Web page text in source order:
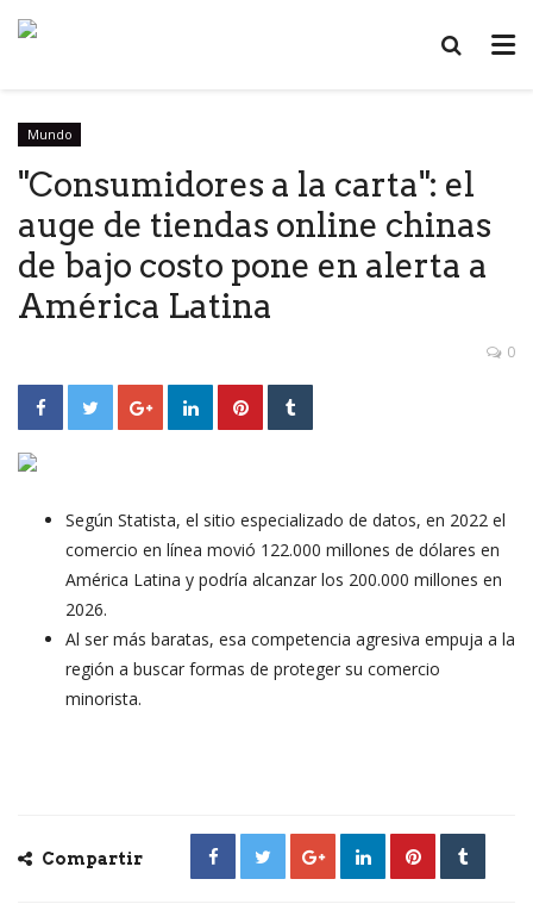
Mundo
"Consumidores a la carta": el
auge de tiendas online chinas
de bajo costo pone en alerta a
América Latina
0
Según Statista, el sitio especializado de datos, en 2022 el
comercio en línea movió 122.000 millones de dólares en
América Latina y podría alcanzar los 200.000 millones en
2026.
Al ser más baratas, esa competencia agresiva empuja a la
región a buscar formas de proteger su comercio
minorista.
Compartir